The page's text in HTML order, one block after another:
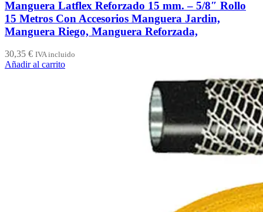
Manguera Latflex Reforzado 15 mm. – 5/8″ Rollo
15 Metros Con Accesorios Manguera Jardin,
Manguera Riego, Manguera Reforzada,
30,35 € IVA incluido
Añadir al carrito